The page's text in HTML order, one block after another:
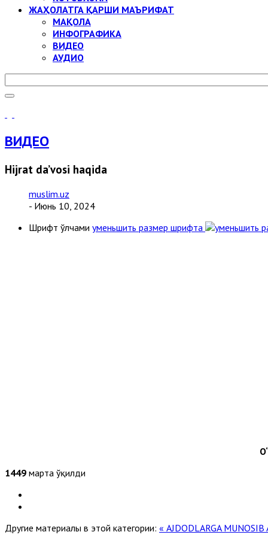
ЖАҲОЛАТГА ҚАРШИ МАЪРИФАТ
МАҚОЛА
ИНФОГРАФИКА
ВИДЕО
АУДИО
ВИДЕО
Hijrat da’vosi haqida
muslim.uz
- Июнь 10, 2024
Шрифт ўлчами уменьшить размер шрифта
1449 марта ўқилди
Другие материалы в этой категории: « AJDODLARGA